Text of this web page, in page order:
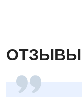
Аллергология,
Русский
ОТЗЫВЫ